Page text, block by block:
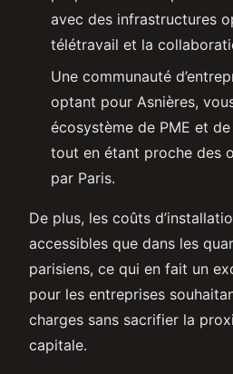
avec des infrastructures
télétravail et la
Une communauté
optant pour Asnières,
écosystème de PME et
tout en étant proche des
par Paris.
De plus, les coûts
accessibles que dans les
parisiens, ce qui en fait un
pour les entreprises
charges sans sacrifier la
capitale.